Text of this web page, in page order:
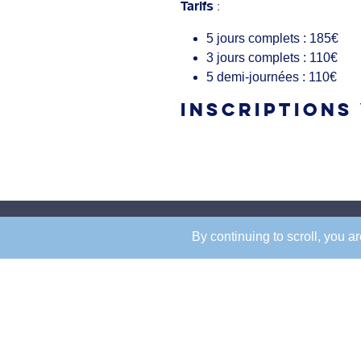
Tarifs :
5 jours complets : 185€
3 jours complets : 110€
5 demi-journées : 110€
Siège social
La Boulie
Golf de la Boulie
By continuing to scroll, you